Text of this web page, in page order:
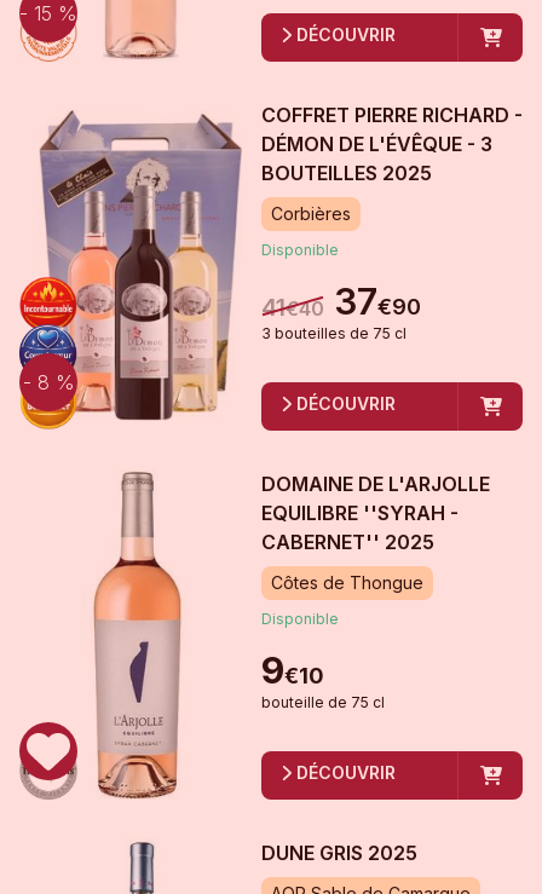
- 15 %
DÉCOUVRIR
- 8 %
COFFRET PIERRE RICHARD -
DÉMON DE L'ÉVÊQUE - 3
BOUTEILLES 2025
Corbières
Disponible
41€40 37€90
3 bouteilles de 75 cl
DÉCOUVRIR
DOMAINE DE L'ARJOLLE
EQUILIBRE ''SYRAH -
CABERNET'' 2025
Côtes de Thongue
Disponible
9€10
bouteille de 75 cl
DÉCOUVRIR
DUNE GRIS 2025